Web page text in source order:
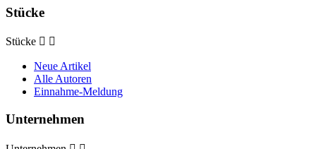
Stücke
Stücke  
Neue Artikel
Alle Autoren
Einnahme-Meldung
Unternehmen